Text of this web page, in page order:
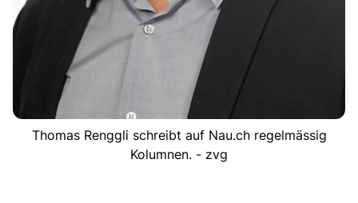
Thomas Renggli schreibt auf Nau.ch regelmässig
Kolumnen. - zvg